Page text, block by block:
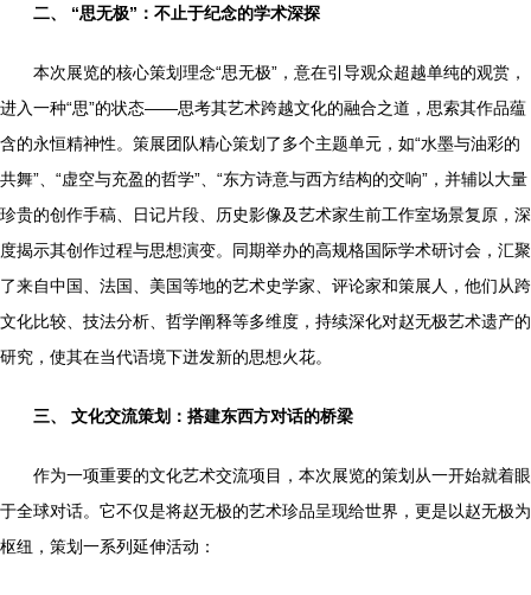
二、 “思无极”：不止于纪念的学术深探
本次展览的核心策划理念“思无极”，意在引导观众超越单纯的观赏，
进入一种“思”的状态——思考其艺术跨越文化的融合之道，思索其作品蕴
含的永恒精神性。策展团队精心策划了多个主题单元，如“水墨与油彩的
共舞”、“虚空与充盈的哲学”、“东方诗意与西方结构的交响”，并辅以大量
珍贵的创作手稿、日记片段、历史影像及艺术家生前工作室场景复原，深
度揭示其创作过程与思想演变。同期举办的高规格国际学术研讨会，汇聚
了来自中国、法国、美国等地的艺术史学家、评论家和策展人，他们从跨
文化比较、技法分析、哲学阐释等多维度，持续深化对赵无极艺术遗产的
研究，使其在当代语境下迸发新的思想火花。
三、 文化交流策划：搭建东西方对话的桥梁
作为一项重要的文化艺术交流项目，本次展览的策划从一开始就着眼
于全球对话。它不仅是将赵无极的艺术珍品呈现给世界，更是以赵无极为
枢纽，策划一系列延伸活动：